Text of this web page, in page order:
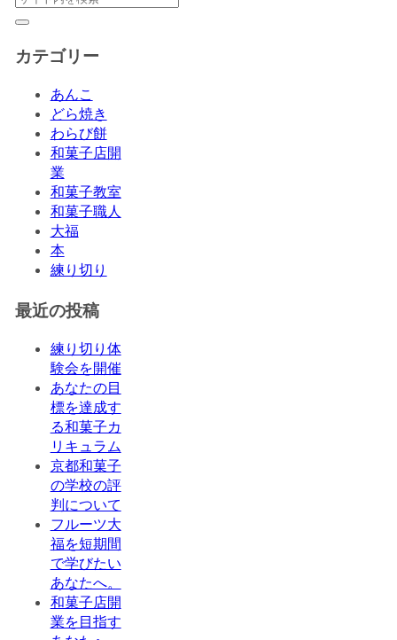
カテゴリー
あんこ
どら焼き
わらび餅
和菓子店開
業
和菓子教室
和菓子職人
大福
本
練り切り
最近の投稿
練り切り体
験会を開催
あなたの目
標を達成す
る和菓子カ
リキュラム
京都和菓子
の学校の評
判について
フルーツ大
福を短期間
で学びたい
あなたへ。
和菓子店開
業を目指す